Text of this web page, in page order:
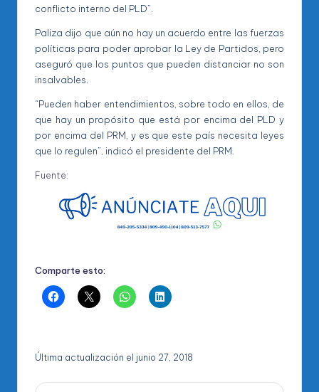
conflicto interno del PLD”.
Paliza dijo que aún no hay un acuerdo entre las fuerzas
políticas para poder aprobar la Ley de Partidos, pero
aseguró que los puntos que pueden distanciar no son
insalvables.
“Pueden haber entendimientos, sobre todo en ellos, de
que hay un propósito que está por encima del PLD y
por encima del PRM, y es que este país necesita leyes
que lo regulen”, indicó el presidente del PRM.
Fuente:
Comparte esto:
Última actualización el junio 27, 2018